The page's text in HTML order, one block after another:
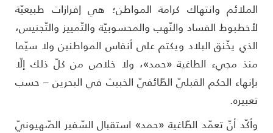
وانتهاك كرامة المواطن؛ هي إفرازات طبيعيّة
الفساد والنّهب والمحسوبيّة والتّمييز والتّجنيس،
يخّنق البلاد ويكتم على أنفاس المواطنين ولا سيّما
مجيء الطاغية «حمد»، ولا خلاص من كلّ ذلك إلّا
الحكم القبليّ الطّائفيّ الخبيث في البحرين – حسب
أنّ تعمّد الطّاغية «حمد» استقبال السّفير الصّهيونيّ